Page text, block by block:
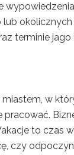
terminie jago
w
to czas
czy